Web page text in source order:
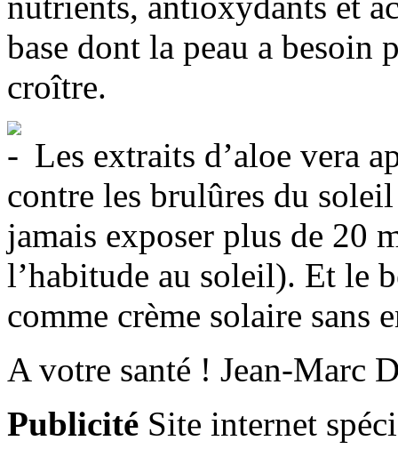
base dont la peau a besoin
croître.
Les extraits d’aloe vera
contre les brulûres du
jamais exposer plus de 20
l’habitude au soleil). Et le
comme crème solaire sans
A votre santé ! Jean-Marc
Publicité Site internet